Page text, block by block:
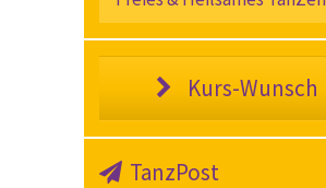
Kurs-Wunsch
TanzPost